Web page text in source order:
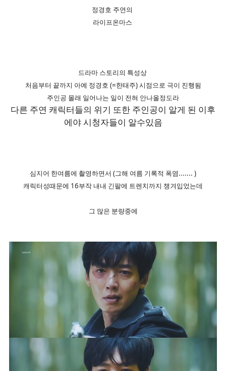
정경호 주연의
라이프온마스
드라마 스토리의 특성상
처음부터 끝까지 아예 정경호 (=한태주) 시점으로 극이 진행됨
주인공 몰래 일어나는 일이 전혀 안나올정도라
다른 주연 캐릭터들의 위기 또한 주인공이 알게 된 이후
에야 시청자들이 알수있음
심지어 한여름에 촬영하면서 (그해 여름 기록적 폭염....... )
캐릭터성때문에 16부작 내내 긴팔에 트렌치까지 챙겨입었는데
그 많은 분량중에